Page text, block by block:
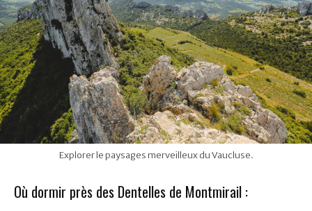
Explorer le paysages merveilleux du Vaucluse.
Où dormir près des Dentelles de Montmirail :